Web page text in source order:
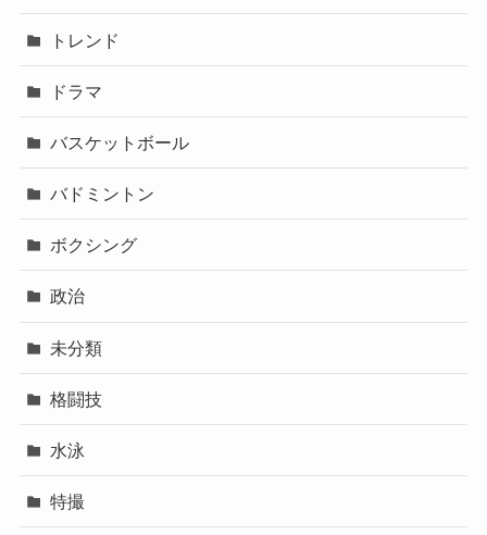
トレンド
ドラマ
バスケットボール
バドミントン
ボクシング
政治
未分類
格闘技
水泳
特撮